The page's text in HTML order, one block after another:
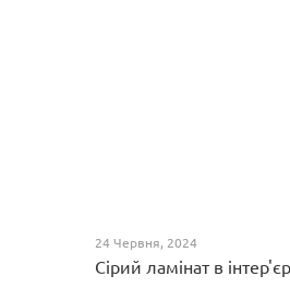
24 Червня, 2024
Сірий ламінат в